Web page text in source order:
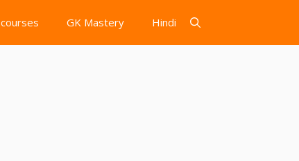
courses GK Mastery Hindi